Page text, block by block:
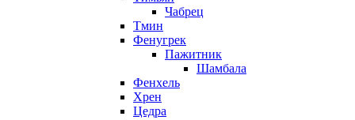
Чабрец
Тмин
Фенугрек
Пажитник
Шамбала
Фенхель
Хрен
Цедра